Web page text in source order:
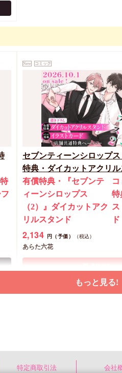
New コミック
セブンティーンシロップ
特典・ダイカットアクリル
有償特典・『セブンテ
ィーンシロップス
（2）』ダイカットアク
リルスタンド
コ
特
ド
2,134 円（予価） （税込）
あらた六花
もっと見る!
特定商取引法 会社